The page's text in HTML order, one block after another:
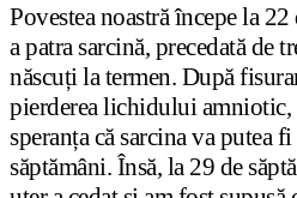
Povestea noastră începe la
a patra sarcină, precedată de
născuți la termen. După
pierderea lichidului amniotic,
speranța că sarcina va putea
săptămâni. Însă, la 29 de